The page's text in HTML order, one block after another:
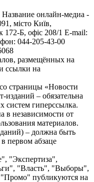
онлайн-медиа -
місто Київ,
Б, офіс 208/1 E-mail:
044-205-43-00
размещённых на
ссылки на
страницы «Новости
– обязательна
систем гиперссылка.
в независимости от
материалов.
– должна быть
первом абзаце
"Экспертиза",
"Власть", "Выборы",
публикуются на